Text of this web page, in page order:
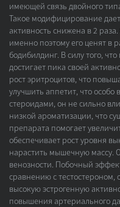
имеющей связь двойного
Такое модифицирование
активность снижена в 2
именно поэтому его ценят в
бодибилдинг. В силу того,
достигает пика своей
рост эритроцитов, что
улучшить аппетит, что
стероидами, он не сильно
низкой ароматизации, что
препарата помогает
обеспечивает рост уровня
нарастить мышечную массу.
венозности. Побочный
сравнению с
высокую эстрогенную
повышения артериального